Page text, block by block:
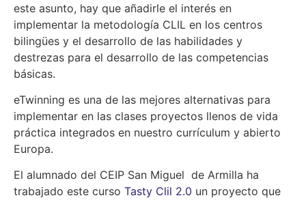
este asunto, hay que añadirle el interés en
implementar la metodología CLIL en los centros
bilingües y el desarrollo de las habilidades y
destrezas para el desarrollo de las competencias
básicas.
eTwinning es una de las mejores alternativas para
implementar en las clases proyectos llenos de vida
práctica integrados en nuestro currículum y abierto
Europa.
El alumnado del CEIP San Miguel de Armilla ha
trabajado este curso Tasty Clil 2.0 un proyecto que